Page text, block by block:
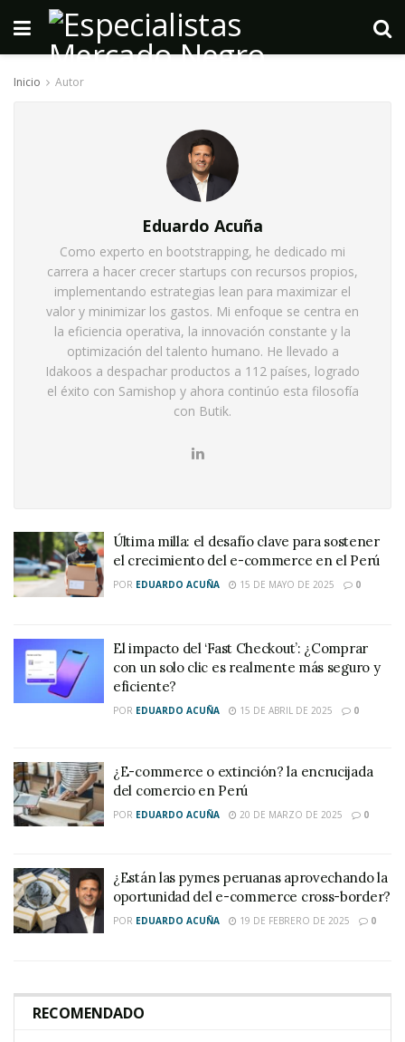
Inicio Autor
Eduardo Acuña
Como experto en bootstrapping, he dedicado mi
carrera a hacer crecer startups con recursos propios,
implementando estrategias lean para maximizar el
valor y minimizar los gastos. Mi enfoque se centra en
la eficiencia operativa, la innovación constante y la
optimización del talento humano. He llevado a
Idakoos a despachar productos a 112 países, logrado
el éxito con Samishop y ahora continúo esta filosofía
con Butik.
Última milla: el desafío clave para sostener
el crecimiento del e-commerce en el Perú
POR EDUARDO ACUÑA 15 DE MAYO DE 2025 0
El impacto del ‘Fast Checkout’: ¿Comprar
con un solo clic es realmente más seguro y
eficiente?
POR EDUARDO ACUÑA 15 DE ABRIL DE 2025 0
¿E-commerce o extinción? la encrucijada
del comercio en Perú
POR EDUARDO ACUÑA 20 DE MARZO DE 2025 0
¿Están las pymes peruanas aprovechando la
oportunidad del e-commerce cross-border?
POR EDUARDO ACUÑA 19 DE FEBRERO DE 2025 0
RECOMENDADO